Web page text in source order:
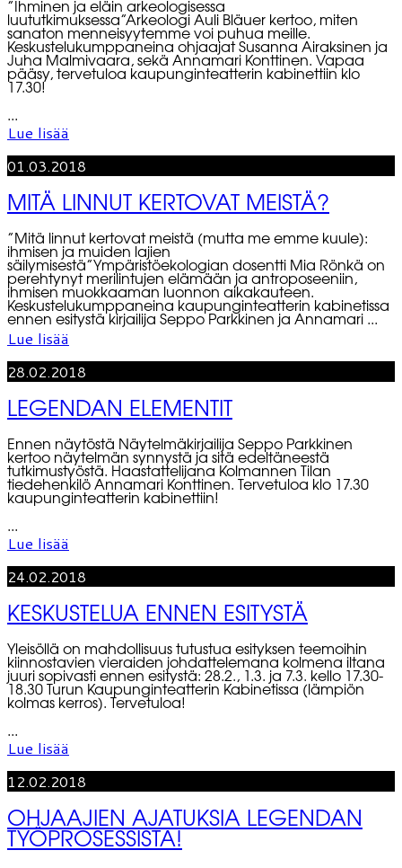
”Ihminen ja eläin arkeologisessa
luututkimuksessa”Arkeologi Auli Bläuer kertoo, miten
sanaton menneisyytemme voi puhua meille.
Keskustelukumppaneina ohjaajat Susanna Airaksinen ja
Juha Malmivaara, sekä Annamari Konttinen. Vapaa
pääsy, tervetuloa kaupunginteatterin kabinettiin klo
17.30!
...
Lue lisää
01.03.2018
MITÄ LINNUT KERTOVAT MEISTÄ?
”Mitä linnut kertovat meistä (mutta me emme kuule):
ihmisen ja muiden lajien
säilymisestä”Ympäristöekologian dosentti Mia Rönkä on
perehtynyt merilintujen elämään ja antroposeeniin,
ihmisen muokkaaman luonnon aikakauteen.
Keskustelukumppaneina kaupunginteatterin kabinetissa
ennen esitystä kirjailija Seppo Parkkinen ja Annamari ...
Lue lisää
28.02.2018
LEGENDAN ELEMENTIT
Ennen näytöstä Näytelmäkirjailija Seppo Parkkinen
kertoo näytelmän synnystä ja sitä edeltäneestä
tutkimustyöstä. Haastattelijana Kolmannen Tilan
tiedehenkilö Annamari Konttinen. Tervetuloa klo 17.30
kaupunginteatterin kabinettiin!
...
Lue lisää
24.02.2018
KESKUSTELUA ENNEN ESITYSTÄ
Yleisöllä on mahdollisuus tutustua esityksen teemoihin
kiinnostavien vieraiden johdattelemana kolmena iltana
juuri sopivasti ennen esitystä: 28.2., 1.3. ja 7.3. kello 17.30-
18.30 Turun Kaupunginteatterin Kabinetissa (lämpiön
kolmas kerros). Tervetuloa!
...
Lue lisää
12.02.2018
OHJAAJIEN AJATUKSIA LEGENDAN
TYÖPROSESSISTA!